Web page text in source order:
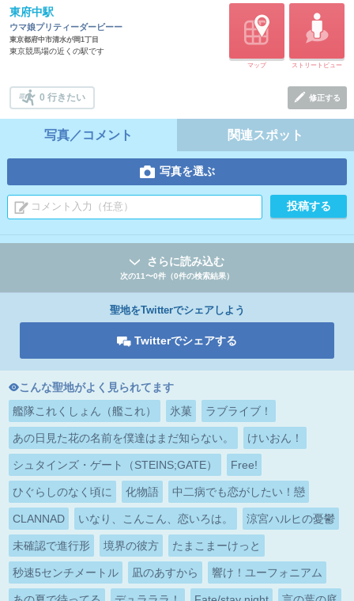
マップ ストリートビュー
東府中駅
ウマ娘プリティーダービーー
東京都府中市清水が岡1丁目
東京競馬場の近くの駅です
0 行きたい 修正する
写真／コメント 関連スポット
写真を選ぶ
さらに読み込む
次の11〜0件（0件の検索結果）
聖地をTwitterでシェアしよう
Twitterでシェアする
こんな聖地がよく見られてます
艦隊これくしょん（艦これ）
氷菓 ラブライブ！
あの日見た花の名前を僕達はまだ知らない。 けいおん！
シュタインズ・ゲート（STEINS;GATE） Free!
ひぐらしのなく頃に 化物語 中二病でも恋がしたい！戀
CLANNAD いなり、こんこん、恋いろは。 涼宮ハルヒの憂鬱
未確認で進行形 境界の彼方 たまこまーけっと
秒速5センチメートル 凪のあすから 響け！ユーフォニアム